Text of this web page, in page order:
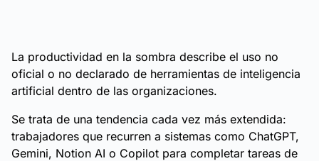
La productividad en la sombra describe el uso no
oficial o no declarado de herramientas de inteligencia
artificial dentro de las organizaciones.
Se trata de una tendencia cada vez más extendida:
trabajadores que recurren a sistemas como ChatGPT,
Gemini, Notion AI o Copilot para completar tareas de